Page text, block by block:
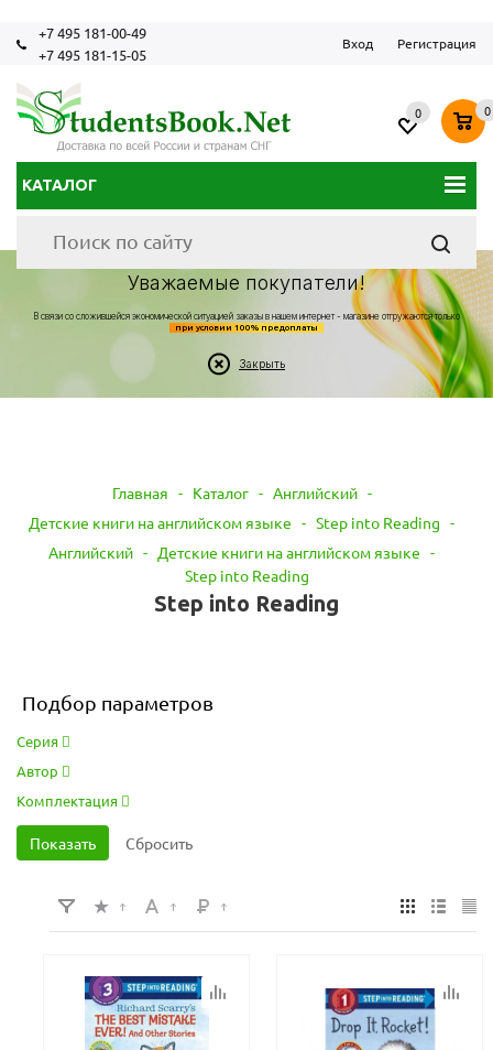
+7 495 181-00-49
+7 495 181-15-05
Вход Регистрация
КАТАЛОГ
0 0
Уважаемые покупатели!
В связи со сложившейся экономической ситуацией заказы в нашем интернет - магазине отгружаются только
при условии 100% предоплаты
Закрыть
Главная - Каталог - Английский -
Детские книги на английском языке - Step into Reading -
Английский - Детские книги на английском языке -
Step into Reading
Step into Reading
Подбор параметров
Серия
Автор
Комплектация